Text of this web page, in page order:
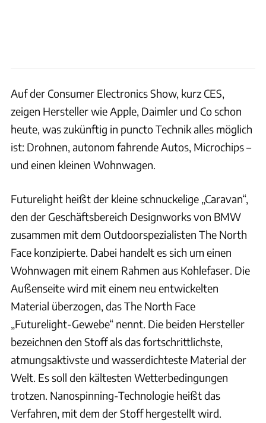
Auf der Consumer Electronics Show, kurz CES,
zeigen Hersteller wie Apple, Daimler und Co schon
heute, was zukünftig in puncto Technik alles möglich
ist: Drohnen, autonom fahrende Autos, Microchips –
und einen kleinen Wohnwagen.
Futurelight heißt der kleine schnuckelige „Caravan“,
den der Geschäftsbereich Designworks von BMW
zusammen mit dem Outdoorspezialisten The North
Face konzipierte. Dabei handelt es sich um einen
Wohnwagen mit einem Rahmen aus Kohlefaser. Die
Außenseite wird mit einem neu entwickelten
Material überzogen, das The North Face
„Futurelight-Gewebe“ nennt. Die beiden Hersteller
bezeichnen den Stoff als das fortschrittlichste,
atmungsaktivste und wasserdichteste Material der
Welt. Es soll den kältesten Wetterbedingungen
trotzen. Nanospinning-Technologie heißt das
Verfahren, mit dem der Stoff hergestellt wird.